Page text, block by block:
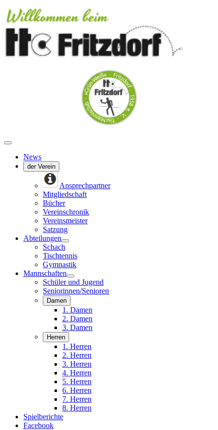
News
der Verein
Ansprechpartner
Mitgliedschaft
Bücher
Vereinschronik
Vereinsmeister
Satzung
Abteilungen
Schach
Tischtennis
Gymnastik
Mannschaften
Schüler und Jugend
Seniorinnen/Senioren
Damen
1. Damen
2. Damen
3. Damen
Herren
1. Herren
2. Herren
3. Herren
4. Herren
5. Herren
6. Herren
7. Herren
8. Herren
Spielberichte
Facebook